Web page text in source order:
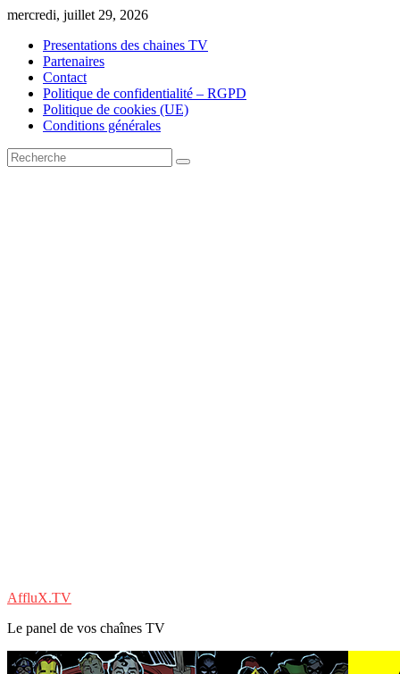
Skip
content
mercredi, juillet 29, 2026
Presentations des chaines TV
Partenaires
Contact
Politique de confidentialité – RGPD
Politique de cookies (UE)
Conditions générales
AffluX.TV
Le panel de vos chaînes TV